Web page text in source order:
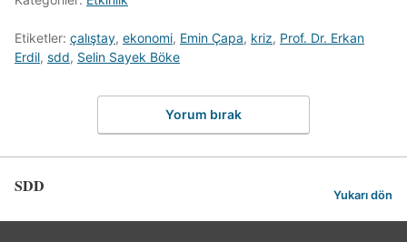
Etiketler: çalıştay, ekonomi, Emin Çapa, kriz, Prof. Dr. Erkan
Erdil, sdd, Selin Sayek Böke
Yorum bırak
SDD Yukarı dön